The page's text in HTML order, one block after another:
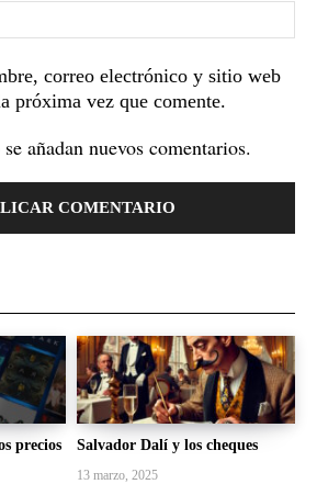
correo electrónico y sitio web
próxima vez que comente.
añadan nuevos comentarios.
precios Salvador Dalí y los cheques
13 marzo, 2025